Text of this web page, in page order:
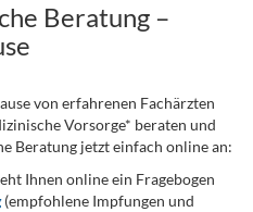
Beratung –
von erfahrenen Fachärzten
Vorsorge* beraten und
Beratung jetzt einfach online an:
Ihnen online ein Fragebogen
(empfohlene Impfungen und